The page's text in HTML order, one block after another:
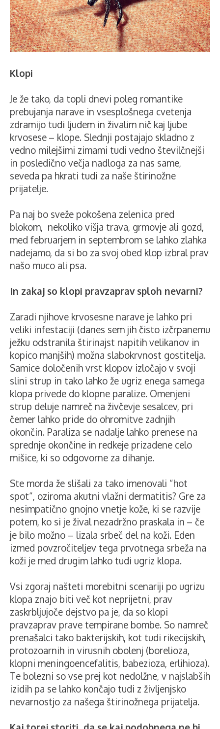
Klopi
Je že tako, da topli dnevi poleg romantike
prebujanja narave in vsesplošnega cvetenja
zdramijo tudi ljudem in živalim nič kaj ljube
krvosese – klope. Slednji postajajo skladno z
vedno milejšimi zimami tudi vedno številčnejši
in posledično večja nadloga za nas same,
seveda pa hkrati tudi za naše štirinožne
prijatelje.
Pa naj bo sveže pokošena zelenica pred
blokom, nekoliko višja trava, grmovje ali gozd,
med februarjem in septembrom se lahko zlahka
nadejamo, da si bo za svoj obed klop izbral prav
našo muco ali psa.
In zakaj so klopi pravzaprav sploh nevarni?
Zaradi njihove krvosesne narave je lahko pri
veliki infestaciji (danes sem jih čisto izčrpanemu
ježku odstranila štirinajst napitih velikanov in
kopico manjših) možna slabokrvnost gostitelja.
Samice določenih vrst klopov izločajo v svoji
slini strup in tako lahko že ugriz enega samega
klopa privede do klopne paralize. Omenjeni
strup deluje namreč na živčevje sesalcev, pri
čemer lahko pride do ohromitve zadnjih
okončin. Paraliza se nadalje lahko prenese na
sprednje okončine in redkeje prizadene celo
mišice, ki so odgovorne za dihanje.
Ste morda že slišali za tako imenovali “hot
spot“, oziroma akutni vlažni dermatitis? Gre za
nesimpatično gnojno vnetje kože, ki se razvije
potem, ko si je žival nezadržno praskala in – če
je bilo možno – lizala srbeč del na koži. Eden
izmed povzročiteljev tega prvotnega srbeža na
koži je med drugim lahko tudi ugriz klopa.
Vsi zgoraj našteti morebitni scenariji po ugrizu
klopa znajo biti več kot neprijetni, prav
zaskrbljujoče dejstvo pa je, da so klopi
pravzaprav prave tempirane bombe. So namreč
prenašalci tako bakterijskih, kot tudi rikecijskih,
protozoarnih in virusnih obolenj (borelioza,
klopni meningoencefalitis, babezioza, erlihioza).
Te bolezni so vse prej kot nedolžne, v najslabših
izidih pa se lahko končajo tudi z življenjsko
nevarnostjo za našega štirinožnega prijatelja.